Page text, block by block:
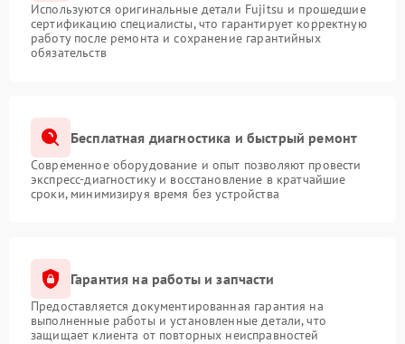
Используются оригинальные детали Fujitsu и прошедшие
сертификацию специалисты, что гарантирует корректную
работу после ремонта и сохранение гарантийных
обязательств
Бесплатная диагностика и быстрый ремонт
Современное оборудование и опыт позволяют провести
экспресс-диагностику и восстановление в кратчайшие
сроки, минимизируя время без устройства
Гарантия на работы и запчасти
Предоставляется документированная гарантия на
выполненные работы и установленные детали, что
защищает клиента от повторных неисправностей